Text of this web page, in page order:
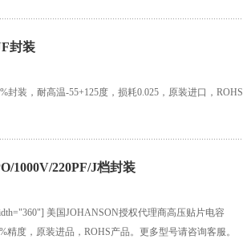
封装
装，耐高温-55+125度，损耗0.025，原装进口，ROHS
1000V/220PF/J档封装
美国JOHANSON授权代理商高压贴片电容
精度，原装进品，ROHS产品。更多型号请咨询客服。